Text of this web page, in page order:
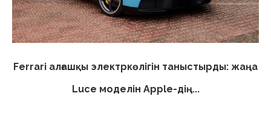
Ferrari алғашқы электркөлігін таныстырды: жаңа
Luce моделін Apple-дің...